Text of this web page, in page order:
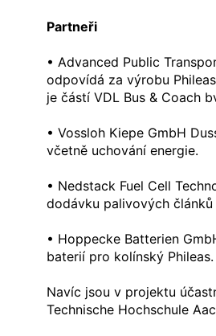
Partneři
• Advanced Public
odpovídá za výrobu
je částí VDL Bus & Coach
• Vossloh Kiepe GmbH
včetně uchování energie.
• Nedstack Fuel Cell
dodávku palivových
• Hoppecke Batterien
baterií pro kolínský Phileas.
Navíc jsou v projektu
Technische Hochschule